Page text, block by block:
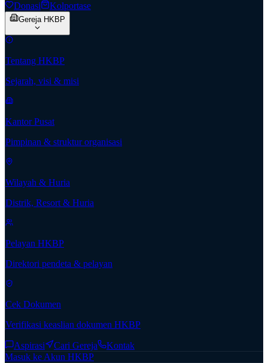
Donasi Kolportase
Gereja HKBP
Tentang HKBP
Sejarah, visi & misi
Kantor Pusat
Pimpinan & struktur organisasi
Wilayah & Huria
Distrik, Resort & Huria
Pelayan HKBP
Direktori pendeta & pelayan
Cek Dokumen
Verifikasi keaslian dokumen HKBP
Aspirasi Cari Gereja
Kontak
Masuk ke Akun HKBP